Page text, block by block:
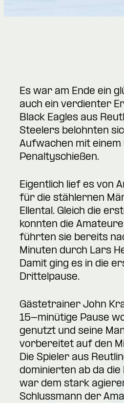
Es war am Ende ein
auch ein verdienter
Black Eagles aus
Steelers belohnten
Aufwachen mit einem
Penaltyschießen.
Eigentlich lief es von
für die stählernen
Ellental. Gleich die
konnten die
führten sie bereits
Minuten durch Lars
Damit ging es in die
Drittelpause.
Gästetrainer John
15-minütige Pause
genutzt und seine
vorbereitet auf den
Die Spieler aus
dominierten ab da die
war dem stark
Schlussmann der